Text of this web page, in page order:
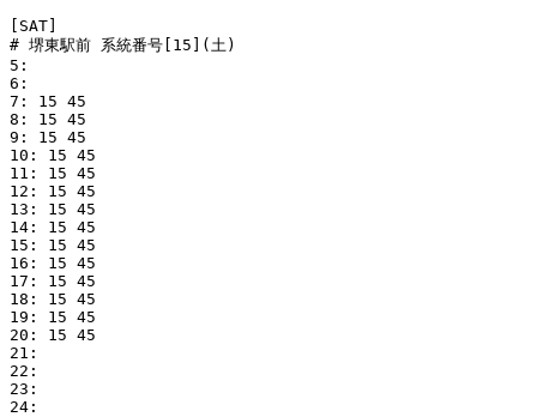
[SAT]
# 堺東駅前 系統番号[15](土)
5:
6:
7: 15 45
8: 15 45
9: 15 45
10: 15 45
11: 15 45
12: 15 45
13: 15 45
14: 15 45
15: 15 45
16: 15 45
17: 15 45
18: 15 45
19: 15 45
20: 15 45
21:
22:
23:
24: